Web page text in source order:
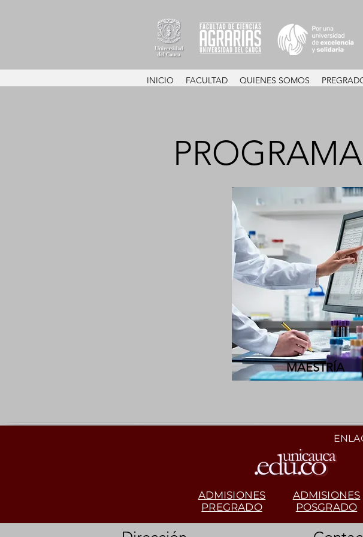
INICIO FACULTAD QUIENES SOMOS
MAESTRÍA
ADMISIONES
POSGRADO
ADMISIONES
PREGRADO